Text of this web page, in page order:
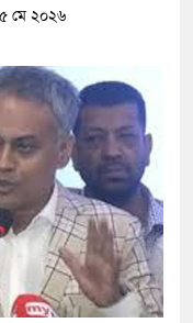
সাতজনকে হত্যার
জন
সচল হবে নৌপথ,
দুই মেট্রো স্টেশনে
বলতে চাইলাম ফাঁসি
মে ২০২৬